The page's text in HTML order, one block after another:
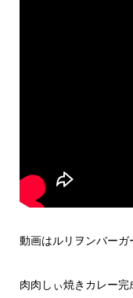
動画はルリヲンバーガ
肉肉しぃ焼きカレー完